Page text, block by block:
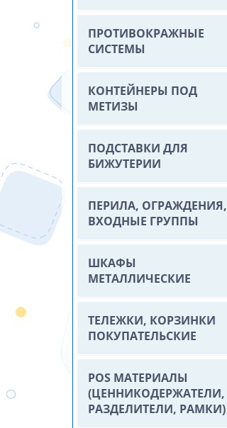
ПРОТИВОКРАЖНЫЕ
СИСТЕМЫ
КОНТЕЙНЕРЫ ПОД
МЕТИЗЫ
ПОДСТАВКИ ДЛЯ
БИЖУТЕРИИ
ПЕРИЛА, ОГРАЖДЕНИЯ,
ВХОДНЫЕ ГРУППЫ
ШКАФЫ
МЕТАЛЛИЧЕСКИЕ
ТЕЛЕЖКИ, КОРЗИНКИ
ПОКУПАТЕЛЬСКИЕ
POS МАТЕРИАЛЫ
(ЦЕННИКОДЕРЖАТЕЛИ,
РАЗДЕЛИТЕЛИ, РАМКИ)